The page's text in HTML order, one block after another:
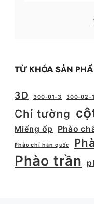
TỪ KHÓA SẢN
3D 300-01-3 300-02-1
Chỉ tường
Miếng ốp
Phào
Phào chỉ hàn quốc
Phào trần